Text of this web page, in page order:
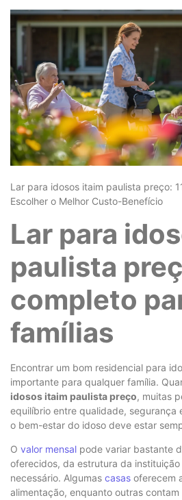
Lar para idosos itaim paulista preço:
Escolher o Melhor Custo-Benefício
Lar para
paulista
completo
famílias
Encontrar um bom residencial para
importante para qualquer família.
idosos itaim paulista preço, muitas
equilíbrio entre qualidade, segurança
o bem-estar do idoso deve estar
O valor mensal pode variar bastante
oferecidos, da estrutura da
necessário. Algumas casas oferecem
alimentação, enquanto outras